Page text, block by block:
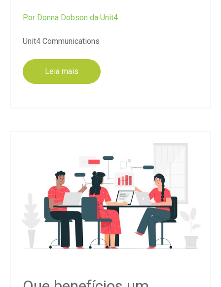
Por Donna Dobson da Unit4
Unit4 Communications
Leia mais